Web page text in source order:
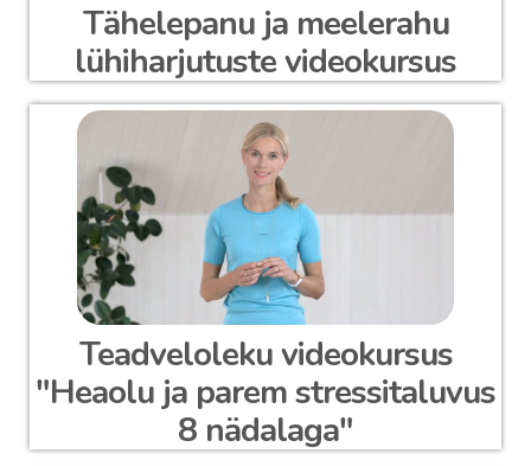
Tähelepanu ja meelerahu
lühiharjutuste videokursus
Teadveloleku videokursus
"Heaolu ja parem stressitaluvus
8 nädalaga"